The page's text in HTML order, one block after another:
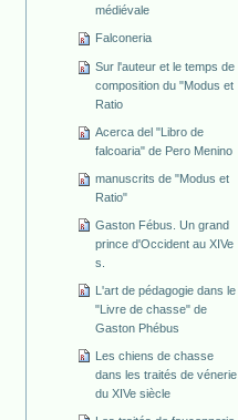
médiévale
Falconeria
Sur l'auteur et le temps de
composition du "Modus et
Ratio
Acerca del "Libro de
falcoaria" de Pero Menino
manuscrits de "Modus et
Ratio"
Gaston Fébus. Un grand
prince d'Occident au XIVe
s.
L'art de pédagogie dans le
"Livre de chasse" de
Gaston Phébus
Les chiens de chasse
dans les traités de vénerie
du XIVe siècle